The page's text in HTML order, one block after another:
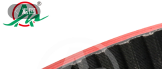
ꁣ 返回